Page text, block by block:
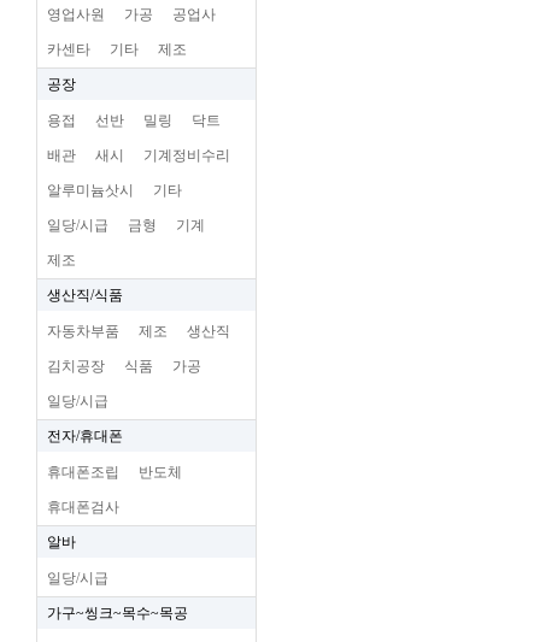
영업사원 가공 공업사
카센타 기타 제조
공장
용접 선반 밀링 닥트
배관 새시 기계정비수리
알루미늄삿시 기타
일당/시급 금형 기계
제조
생산직/식품
자동차부품 제조 생산직
김치공장 식품 가공
일당/시급
전자/휴대폰
휴대폰조립 반도체
휴대폰검사
알바
일당/시급
가구~씽크~목수~목공